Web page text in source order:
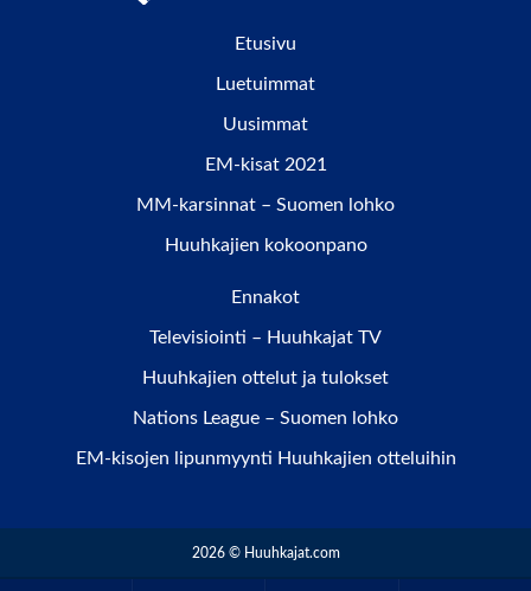
Etusivu
Luetuimmat
Uusimmat
EM-kisat 2021
MM-karsinnat – Suomen lohko
Huuhkajien kokoonpano
Ennakot
Televisiointi – Huuhkajat TV
Huuhkajien ottelut ja tulokset
Nations League – Suomen lohko
EM-kisojen lipunmyynti Huuhkajien otteluihin
2026 © Huuhkajat.com